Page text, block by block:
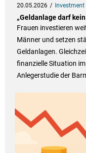
20.05.2026 Investment
„Geldanlage darf
Frauen investieren
Männer und setzen
Geldanlagen.
finanzielle Situation
Anlegerstudie der